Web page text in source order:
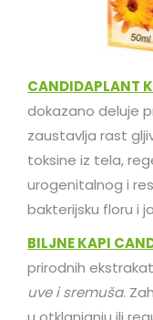
CANDIDAPLANT
dokazano deluje
zaustavlja rast
toksine iz tela,
urogenitalnog i
bakterijsku floru i
BILJNE KAPI
prirodnih
uve i sremuša.